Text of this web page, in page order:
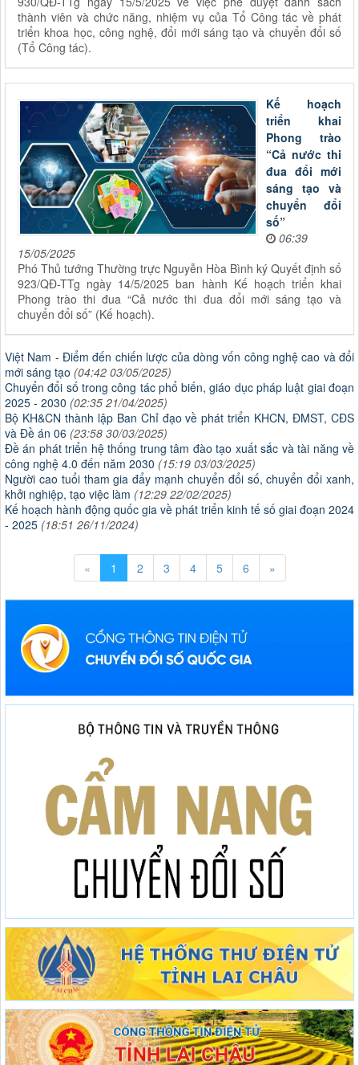
thành viên và chức năng, nhiệm vụ của Tổ Công tác về phát
triển khoa học, công nghệ, đổi mới sáng tạo và chuyển đổi số
(Tổ Công tác).
Kế hoạch
triển khai
Phong trào
“Cả nước thi
đua đổi mới
sáng tạo và
chuyển đổi
số”
06:39
15/05/2025
Phó Thủ tướng Thường trực Nguyễn Hòa Bình ký Quyết định số
923/QĐ-TTg ngày 14/5/2025 ban hành Kế hoạch triển khai
Phong trào thi đua “Cả nước thi đua đổi mới sáng tạo và
chuyển đổi số” (Kế hoạch).
Việt Nam - Điểm đến chiến lược của dòng vốn công nghệ cao và đổi
mới sáng tạo (04:42 03/05/2025)
Chuyển đổi số trong công tác phổ biến, giáo dục pháp luật giai đoạn
2025 - 2030 (02:35 21/04/2025)
Bộ KH&CN thành lập Ban Chỉ đạo về phát triển KHCN, ĐMST, CĐS
và Đề án 06 (23:58 30/03/2025)
Đề án phát triển hệ thống trung tâm đào tạo xuất sắc và tài năng về
công nghệ 4.0 đến năm 2030 (15:19 03/03/2025)
Người cao tuổi tham gia đẩy mạnh chuyển đổi số, chuyển đổi xanh,
khởi nghiệp, tạo việc làm (12:29 22/02/2025)
Kế hoạch hành động quốc gia về phát triển kinh tế số giai đoạn 2024
- 2025 (18:51 26/11/2024)
« 1 2 3 4 5 6 »